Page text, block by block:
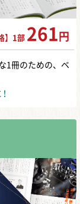
】1部 261 円
1冊のための、ベ